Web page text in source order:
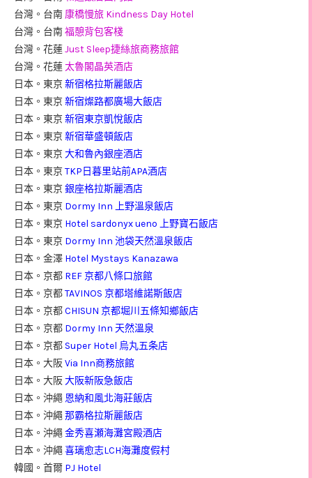
台灣。台南 康橋慢旅 Kindness Day Hotel
台灣。台南福憩背包客棧
台灣。花蓮Just Sleep捷絲旅商務旅館
台灣。花蓮太魯閣晶英酒店
日本。東京新宿格拉斯麗飯店
日本。東京新宿燦路都廣場大飯店
日本。東京新宿東京凱悅飯店
日本。東京新宿華盛頓飯店
日本。東京大和魯內銀座酒店
日本。東京TKP日暮里站前APA酒店
日本。東京銀座格拉斯麗酒店
日本。東京 Dormy Inn 上野溫泉飯店
日本。東京 Hotel sardonyx ueno 上野寶石飯店
日本。東京 Dormy Inn 池袋天然溫泉飯店
日本。金澤 Hotel Mystays Kanazawa
日本。京都 REF 京都八條口旅館
日本。京都TAVINOS 京都塔維諾斯飯店
日本。京都CHISUN 京都堀川五條知鄉飯店
日本。京都 Dormy Inn 天然溫泉
日本。京都 Super Hotel 烏丸五条店
日本。大阪Via Inn商務旅館
日本。大阪大阪新阪急飯店
日本。沖繩 恩納和風北海莊飯店
日本。沖繩那霸格拉斯麗飯店
日本。沖繩金秀喜瀬海灘宮殿酒店
日本。沖繩喜璃愈志LCH海灘度假村
韓國。首爾 PJ Hotel